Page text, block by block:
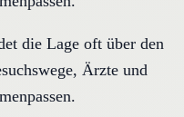
die Lage oft über den
Ärzte und